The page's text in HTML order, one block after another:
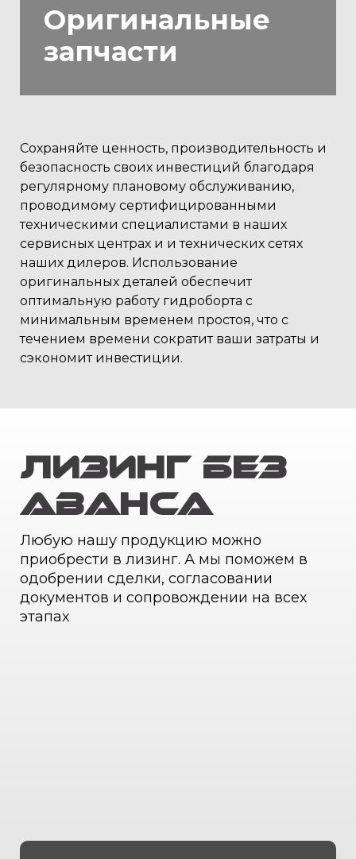
Оригинальные
запчасти
Сохраняйте ценность, производительность и
безопасность своих инвестиций благодаря
регулярному плановому обслуживанию,
проводимому сертифицированными
техническими специалистами в наших
сервисных центрах и и технических сетях
наших дилеров. Использование
оригинальных деталей обеспечит
оптимальную работу гидроборта с
минимальным временем простоя, что с
течением времени сократит ваши затраты и
сэкономит инвестиции.
Лизинг без
аванса
Любую нашу продукцию можно
приобрести в лизинг. А мы поможем в
одобрении сделки, согласовании
документов и сопровождении на всех
этапах